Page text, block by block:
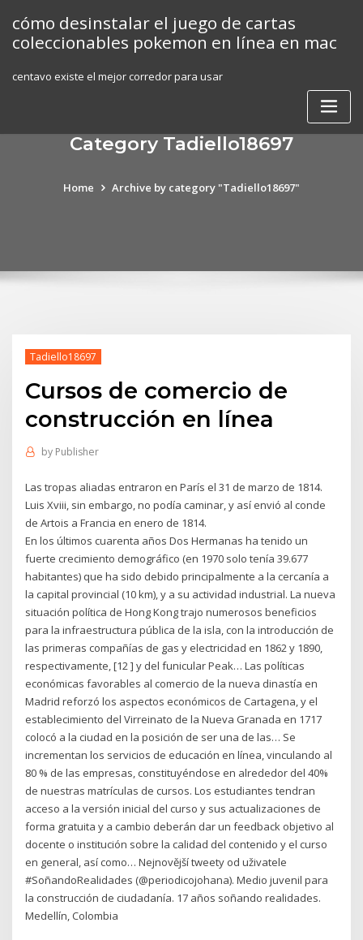
content
cómo desinstalar el juego de cartas
coleccionables pokemon en línea en mac
centavo existe el mejor corredor para usar
Category Tadiello18697
Home Archive by category "Tadiello18697"
Tadiello18697
Cursos de comercio de
construcción en línea
by Publisher
Las tropas aliadas entraron en París el 31 de marzo de 1814.
Luis Xviii, sin embargo, no podía caminar, y así envió al conde
de Artois a Francia en enero de 1814.
En los últimos cuarenta años Dos Hermanas ha tenido un
fuerte crecimiento demográfico (en 1970 solo tenía 39.677
habitantes) que ha sido debido principalmente a la cercanía a
la capital provincial (10 km), y a su actividad industrial. La nueva
situación política de Hong Kong trajo numerosos beneficios
para la infraestructura pública de la isla, con la introducción de
las primeras compañías de gas y electricidad en 1862 y 1890,
respectivamente, [12 ] y del funicular Peak… Las políticas
económicas favorables al comercio de la nueva dinastía en
Madrid reforzó los aspectos económicos de Cartagena, y el
establecimiento del Virreinato de la Nueva Granada en 1717
colocó a la ciudad en la posición de ser una de las… Se
incrementan los servicios de educación en línea, vinculando al
80 % de las empresas, constituyéndose en alrededor del 40%
de nuestras matrículas de cursos. Los estudiantes tendran
acceso a la versión inicial del curso y sus actualizaciones de
forma gratuita y a cambio deberán dar un feedback objetivo al
docente o institución sobre la calidad del contenido y el curso
en general, así como… Nejnovější tweety od uživatele
#SoñandoRealidades (@periodicojohana). Medio juvenil para
la construcción de ciudadanía. 17 años soñando realidades.
Medellín, Colombia